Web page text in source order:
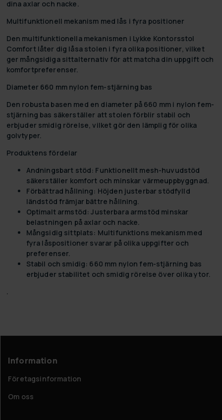
dina axlar och nacke.
Multifunktionell mekanism med lås i fyra positioner
Den multifunktionella mekanismen i Lykke Kontorsstol
Comfort låter dig låsa stolen i fyra olika positioner, vilket
ger mångsidiga sittalternativ för att matcha din uppgift och
komfortpreferenser.
Diameter 660 mm nylon fem-stjärning bas
Den robusta basen med en diameter på 660 mm i nylon fem-
stjärning bas säkerställer att stolen förblir stabil och
erbjuder smidig rörelse, vilket gör den lämplig för olika
golvtyper.
Produktens fördelar
Andningsbart stöd: Funktionellt mesh-huvudstöd
säkerställer komfort och minskar värmeuppbyggnad.
Förbättrad hållning: Höjden justerbar stödfylld
ländstöd främjar bättre hållning.
Optimalt armstöd: Justerbara armstöd minskar
belastningen på axlar och nacke.
Mångsidig sittplats: Multifunktions mekanism med
fyra låspositioner svarar på olika uppgifter och
preferenser.
Stabil och smidig: 660 mm nylon fem-stjärning bas
erbjuder stabilitet och smidig rörelse över olika ytor.
.
Information
Företagsinformation
Om oss